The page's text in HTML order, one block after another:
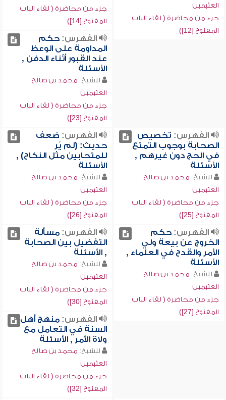
العثيمين
جزء من محاضرة ( لقاء الباب
المفتوح [12])
جزء من محاضرة ( لقاء الباب
المفتوح [14])
الفهرس:حكم
المداومة على الوعظ
عند القبور أثناء الدفن ,
الأسئلة
للشيخ: محمد بن صالح
العثيمين
جزء من محاضرة ( لقاء الباب
المفتوح [23])
الفهرس: تخصيص
الصحابة بوجوب التمتع
في الحج دون غيرهم ,
الأسئلة
للشيخ: محمد بن صالح
العثيمين
جزء من محاضرة ( لقاء الباب
المفتوح [25])
الفهرس: ضعف
حديث: (لم يُر
للمتحابين مثل النكاح) ,
الأسئلة
للشيخ: محمد بن صالح
العثيمين
جزء من محاضرة ( لقاء الباب
المفتوح [26])
الفهرس:حكم
الخروج عن بيعة ولي
الأمر والقدح في العلماء ,
الأسئلة
للشيخ: محمد بن صالح
العثيمين
جزء من محاضرة ( لقاء الباب
المفتوح [27])
الفهرس:مسألة
التفضيل بين الصحابة
, الأسئلة
للشيخ: محمد بن صالح
العثيمين
جزء من محاضرة ( لقاء الباب
المفتوح [30])
الفهرس:منهج أهل
السنة في التعامل مع
ولاة الأمر , الأسئلة
للشيخ: محمد بن صالح
العثيمين
جزء من محاضرة ( لقاء الباب
المفتوح [32])